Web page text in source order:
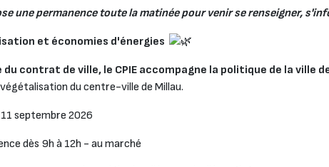
une permanence toute la matinée pour venir se renseigner,
et économies d'énergies
du contrat de ville, le CPIE accompagne la politique de la ville
du centre-ville de Millau.
septembre 2026
dès 9h à 12h - au marché